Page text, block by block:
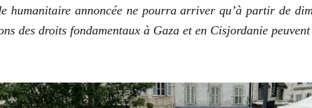
humanitaire annoncée ne pourra arriver qu’à partir de
des droits fondamentaux à Gaza et en Cisjordanie